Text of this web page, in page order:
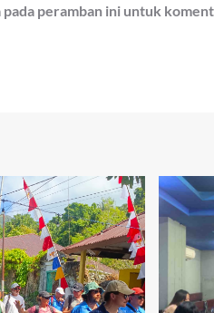
pada peramban ini untuk